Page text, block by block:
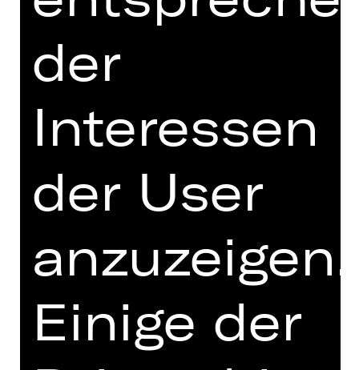
München
Hinweis auf sensible Inhalte
Was wäre, wenn Jesus heute auf die
Erde zurückkommen würde? Wäre er
einverstanden mit dem, was sein
Stellvertreter macht? Oder wäre er
dringende Erneuerung der Kirche
fordern? Dieses Gedankenexperiment
hochaktuellen Inszenierung von
Andreas Gergen zugrunde. „Jesus
Christ Superstar“ erzählt die
Passionsgeschichte, bei der Jesus
und Judas auf der Suche nach dem
richtigen Weg immer wieder
aneinandergeraten. Der Geniestreich
der
Interessen
der User
anzuzeigen.
Einige der